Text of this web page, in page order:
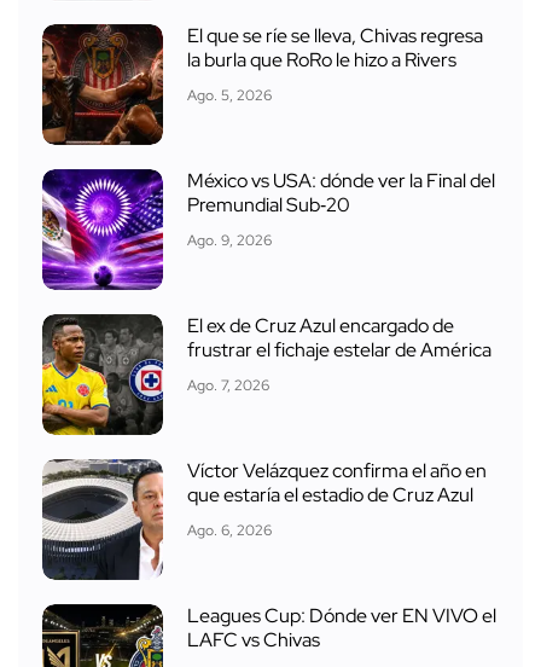
El que se ríe se lleva, Chivas regresa
la burla que RoRo le hizo a Rivers
Ago. 5, 2026
México vs USA: dónde ver la Final del
Premundial Sub‑20
Ago. 9, 2026
El ex de Cruz Azul encargado de
frustrar el fichaje estelar de América
Ago. 7, 2026
Víctor Velázquez confirma el año en
que estaría el estadio de Cruz Azul
Ago. 6, 2026
Leagues Cup: Dónde ver EN VIVO el
LAFC vs Chivas